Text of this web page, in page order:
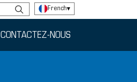
French▾
CONTACTEZ-NOUS